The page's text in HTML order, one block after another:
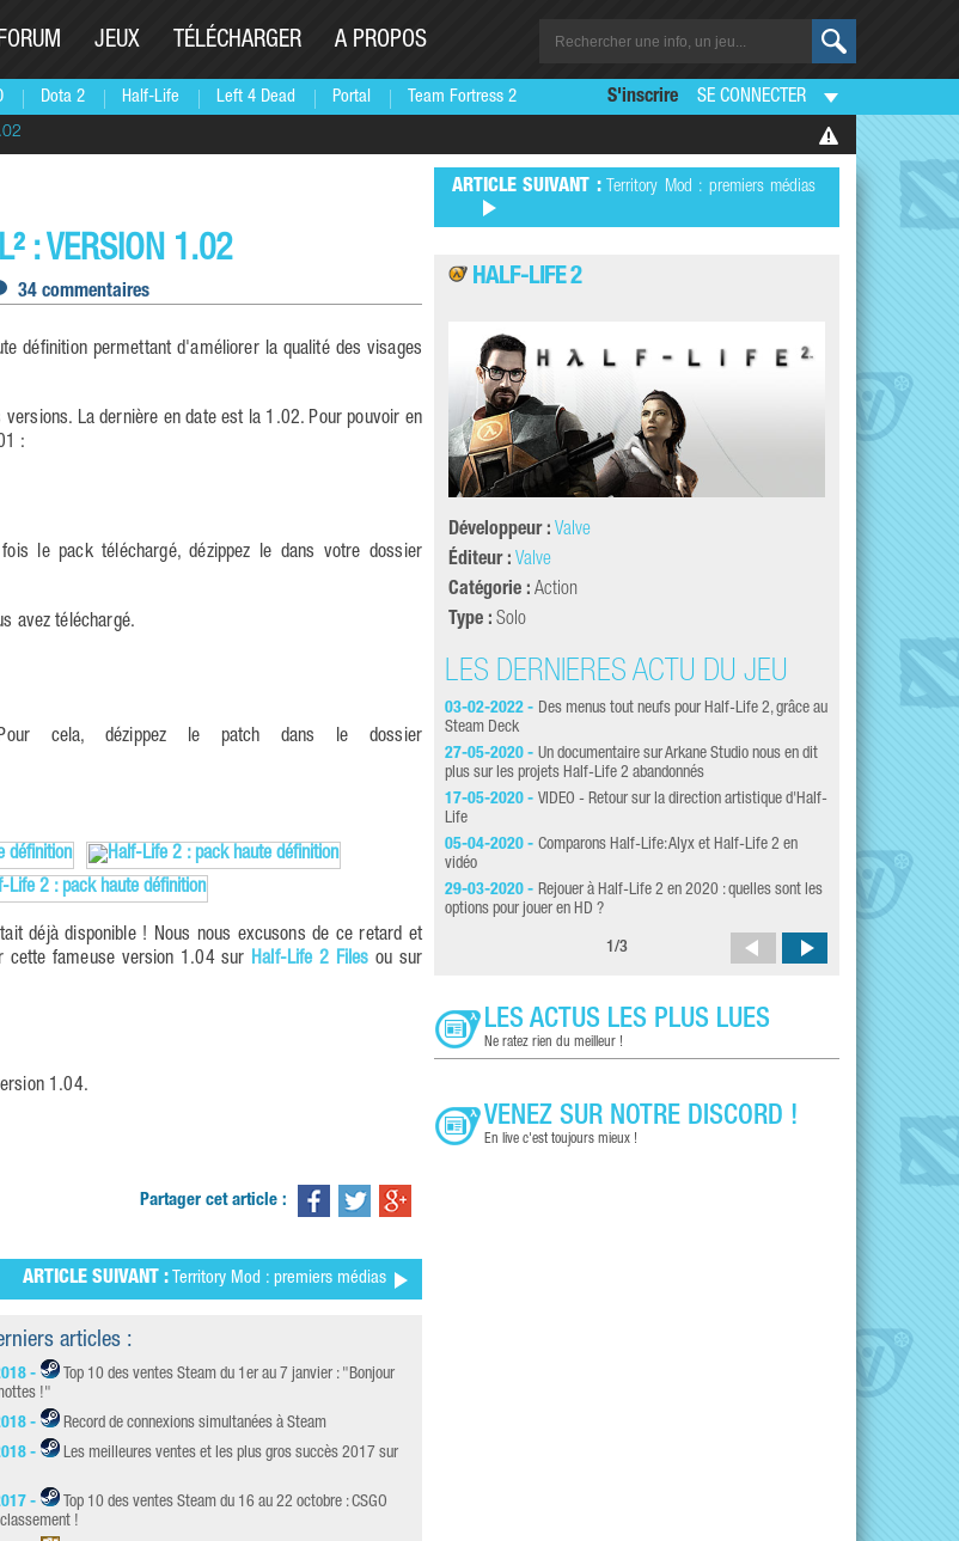
Dota 2 Half-Life Left 4 Dead Portal Team Fortress 2
JEUX TÉLÉCHARGER A PROPOS
S'inscrire SE CONNECTER
: VERSION 1.02
34 commentaires
définition permettant d'améliorer la qualité des visages
La dernière en date est la 1.02. Pour pouvoir en
:
le pack téléchargé, dézippez le dans votre dossier
avez téléchargé.
cela, dézippez le patch dans le dossier
déjà disponible ! Nous nous excusons de ce retard et
cette fameuse version 1.04 sur Half-Life 2 Files ou sur
1.04.
Partager cet article :
ARTICLE SUIVANT : Territory Mod : premiers médias
articles :
-
Top 10 des ventes Steam du 1er au 7 janvier : "Bonjour
!"
-
Record de connexions simultanées à Steam
-
Les meilleures ventes et les plus gros succès 2017 sur
-
Top 10 des ventes Steam du 16 au 22 octobre : CSGO
!
ARTICLE SUIVANT :Territory Mod : premiers médias
HALF-LIFE 2
Développeur : Valve
Éditeur : Valve
Catégorie : Action
Type : Solo
LES DERNIÈRES ACTU DU JEU
03-02-2022 - Des menus tout neufs pour Half-Life 2, grâce au
Steam Deck
27-05-2020 - Un documentaire sur Arkane Studio nous en dit
plus sur les projets Half-Life 2 abandonnés
17-05-2020 - VIDEO - Retour sur la direction artistique d'Half-
Life
05-04-2020 - Comparons Half-Life: Alyx et Half-Life 2 en
vidéo
29-03-2020 - Rejouer à Half-Life 2 en 2020 : quelles sont les
options pour jouer en HD ?
LES
22-01-2020 - Tous
23-10-2017 -
devenir un membre
1 /3
LES ACTUS LES PLUS LUES
Ne ratez rien du meilleur !
VENEZ SUR NOTRE DISCORD !
En live c'est toujours mieux !